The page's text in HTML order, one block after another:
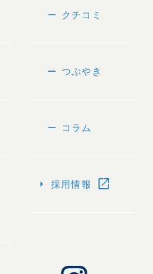
remove クチコミ
remove つぶやき
remove コラム
arrow_right 採用情報 open_in_new